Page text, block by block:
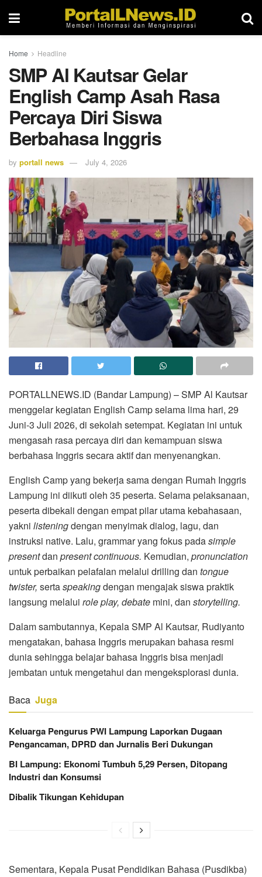
Home Headline
SMP Al Kautsar Gelar
English Camp Asah Rasa
Percaya Diri Siswa
Berbahasa Inggris
by portall news July 4, 2026
PORTALLNEWS.ID (Bandar Lampung) – SMP Al Kautsar
menggelar kegiatan English Camp selama lima hari, 29
Juni-3 Juli 2026, di sekolah setempat. Kegiatan ini untuk
mengasah rasa percaya diri dan kemampuan siswa
berbahasa Inggris secara aktif dan menyenangkan.
English Camp yang bekerja sama dengan Rumah Inggris
Lampung ini diikuti oleh 35 peserta. Selama pelaksanaan,
peserta dibekali dengan empat pilar utama kebahasaan,
yakni listeningdengan menyimak dialog, lagu, dan
instruksi native. Lalu, grammar yang fokus padasimple
presentdan present continuous. Kemudian, pronunciation
untuk perbaikan pelafalan melalui drilling dan tongue
twister, sertaspeakingdengan mengajak siswa praktik
langsung melalui role play, debate mini, dan storytelling.
Dalam sambutannya, Kepala SMP Al Kautsar, Rudiyanto
mengatakan, bahasa Inggris merupakan bahasa resmi
dunia sehingga belajar bahasa Inggris bisa menjadi
jembatan untuk mengetahui dan mengeksplorasi dunia.
Baca Juga
Keluarga Pengurus PWI Lampung Laporkan Dugaan
Pengancaman, DPRD dan Jurnalis Beri Dukungan
BI Lampung: Ekonomi Tumbuh 5,29 Persen, Ditopang
Industri dan Konsumsi
Dibalik Tikungan Kehidupan
Sementara, Kepala Pusat Pendidikan Bahasa (Pusdikba)